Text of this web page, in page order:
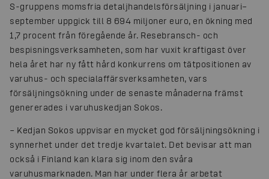
S-gruppens momsfria detaljhandelsförsäljning i januari–
september uppgick till 8 694 miljoner euro, en ökning med
1,7 procent från föregående år. Resebransch- och
bespisningsverksamheten, som har vuxit kraftigast över
hela året har ny fått hård konkurrens om tätpositionen av
varuhus- och specialaffärsverksamheten, vars
försäljningsökning under de senaste månaderna främst
genererades i varuhuskedjan Sokos.
– Kedjan Sokos uppvisar en mycket god försäljningsökning i
synnerhet under det tredje kvartalet. Det bevisar att man
också i Finland kan klara sig inom den svåra
varuhusmarknaden. Man har under flera år arbetat